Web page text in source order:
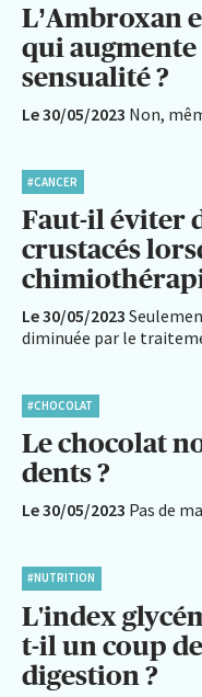
L’Ambroxan
qui augmente
sensualité ?
Le 30/05/2023 Non,
#CANCER
Faut-il éviter
crustacés
Le 30/05/2023
diminuée par le
#CHOCOLAT
Le chocolat
dents ?
Le 30/05/2023 Pas de
#NUTRITION
L'index
t-il un coup
digestion ?